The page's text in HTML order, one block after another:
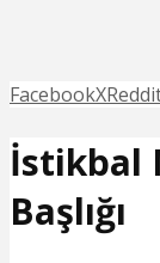
FacebookX
İstikbal
Başlığı